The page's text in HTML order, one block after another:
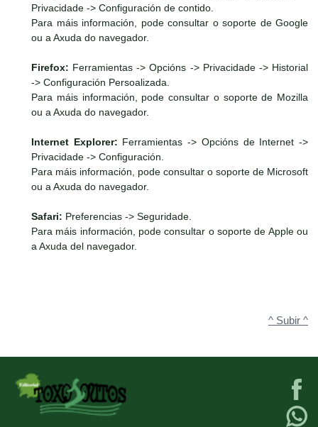
Privacidade -> Configuración de contido.
Para máis información, pode consultar o soporte de Google
ou a Axuda do navegador.
Firefox: Ferramientas -> Opcións -> Privacidade -> Historial
-> Configuración Persoalizada.
Para máis información, pode consultar o soporte de Mozilla
ou a Axuda do navegador.
Internet Explorer: Ferramientas -> Opcións de Internet ->
Privacidade -> Configuración.
Para máis información, pode consultar o soporte de Microsoft
ou a Axuda do navegador.
Safari: Preferencias -> Seguridade.
Para máis información, pode consultar o soporte de Apple ou
a Axuda del navegador.
^ Subir ^